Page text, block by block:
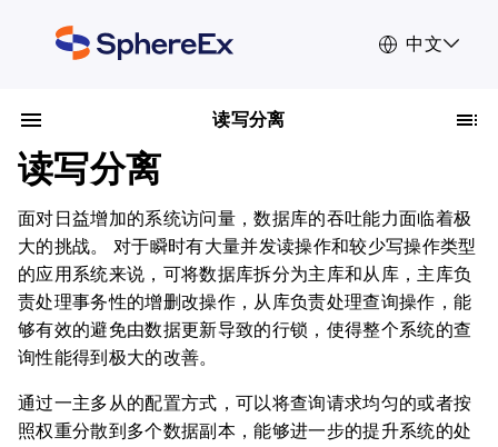
中文
读写分离
读写分离
面对日益增加的系统访问量，数据库的吞吐能力面临着极
大的挑战。 对于瞬时有大量并发读操作和较少写操作类型
的应用系统来说，可将数据库拆分为主库和从库，主库负
责处理事务性的增删改操作，从库负责处理查询操作，能
够有效的避免由数据更新导致的行锁，使得整个系统的查
询性能得到极大的改善。
通过一主多从的配置方式，可以将查询请求均匀的或者按
照权重分散到多个数据副本，能够进一步的提升系统的处